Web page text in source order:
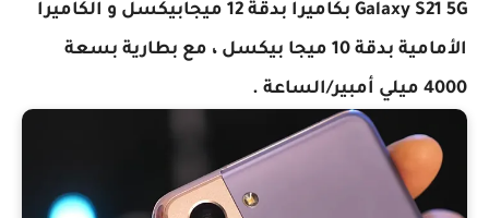
Galaxy S21 5G بكاميرا بدقة 12 ميجابيكسل و الكاميرا
الأمامية بدقة 10 ميجا بيكسل ، مع بطارية بسعة
4000 ميلي أمبير/الساعة .